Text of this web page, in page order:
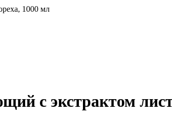
1000 мл
с экстрактом